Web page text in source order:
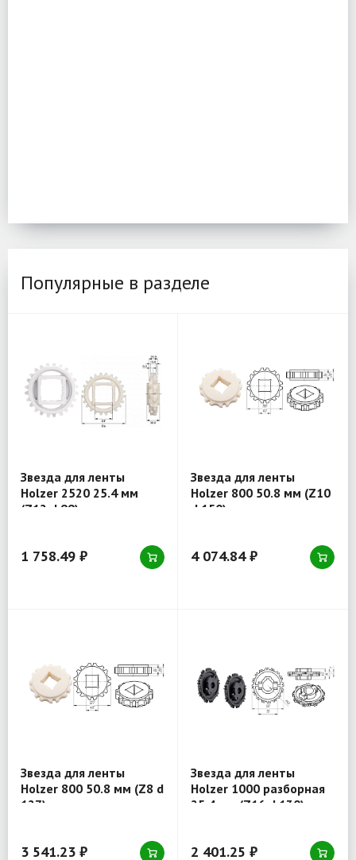
Популярные в разделе
Звезда для ленты
Holzer 2520 25.4 мм
(Z12 d 99) отверстие
1 758.49 ₽
Звезда для ленты
Holzer 800 50.8 мм (Z10
d 150) отверстие
4 074.84 ₽
Звезда для ленты
Holzer 800 50.8 мм (Z8 d
127) отверстие квадрат
3 541.23 ₽
Звезда для ленты
Holzer 1000 разборная
25.4 мм (Z16 d 130)
2 401.25 ₽